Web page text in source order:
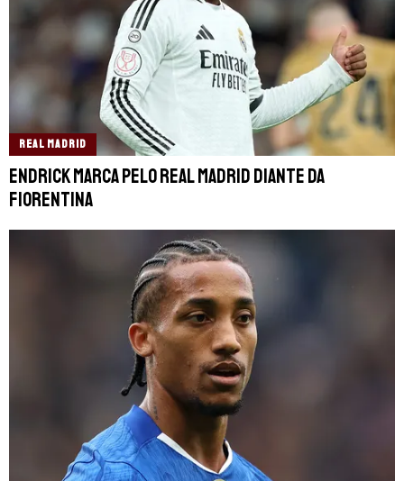
REAL MADRID
Endrick marca pelo Real Madrid diante da
Fiorentina